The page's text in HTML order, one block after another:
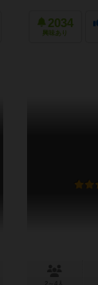
2034
興味あり